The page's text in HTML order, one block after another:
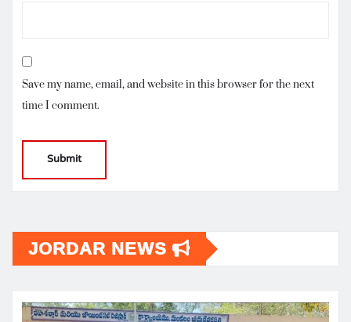
Save my name, email, and website in this browser for the next
time I comment.
JORDAR NEWS